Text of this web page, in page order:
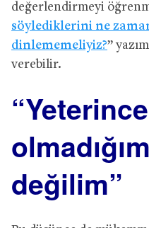
değerlendirmeyi
söylediklerini ne
dinlememeliyiz?”
verebilir.
değilim”